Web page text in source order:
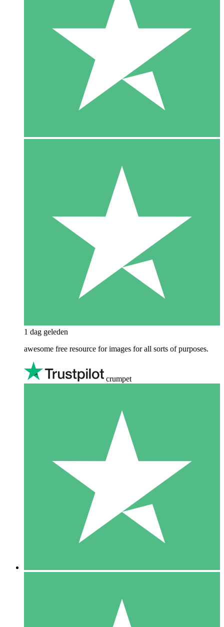
1 dag geleden
awesome free resource for images for all sorts of purposes.
crumpet